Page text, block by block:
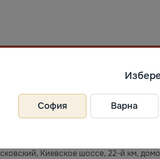
Киевское шоссе, 22-й км,
София Варна